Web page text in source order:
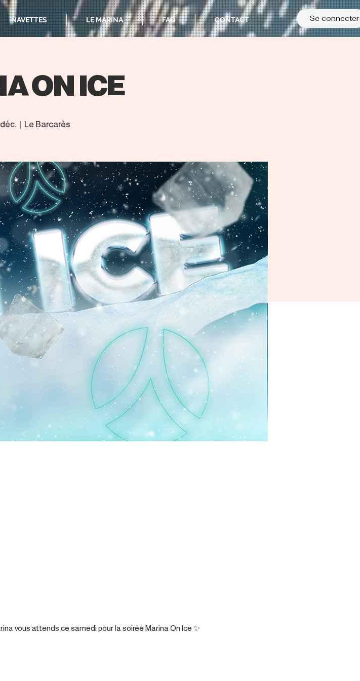
NAVETTES LE MARINA FAQ CONTACT Se connecter
ON ICE
Le Barcarès
vous attends ce samedi pour la soirée Marina On Ice ✨